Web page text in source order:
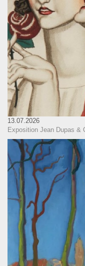
13.07.2026
Exposition Jean Dupas &